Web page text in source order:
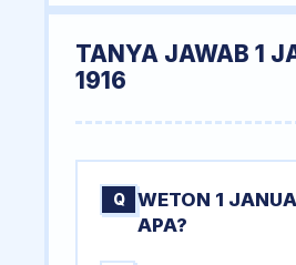
TANYA JAWAB 1
1916
Q
WETON 1
APA?